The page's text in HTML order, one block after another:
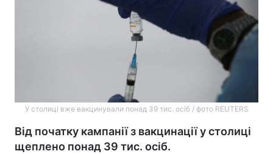
У столиці вже вакцинували понад 39 тис. осіб / фото REUTERS
Від початку кампанії з вакцинації у столиці
щеплено понад 39 тис. осіб.